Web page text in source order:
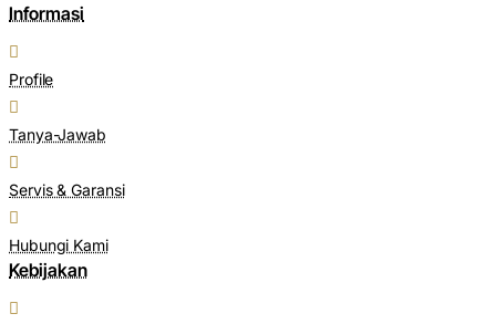
Informasi
Profile
Tanya-Jawab
Servis & Garansi
Hubungi Kami
Kebijakan